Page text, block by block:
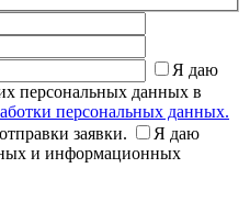
Я даю
персональных данных в
персональных данных.
заявки.
Я даю
и информационных